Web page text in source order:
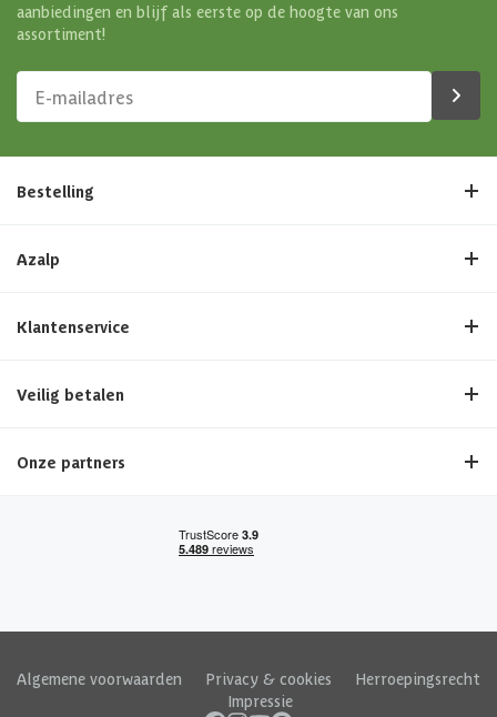
aanbiedingen en blijf als eerste op de hoogte van ons
assortiment!
Bestelling
Azalp
Klantenservice
Veilig betalen
Onze partners
Algemene voorwaarden Privacy & cookies
Herroepingsrecht
Impressie